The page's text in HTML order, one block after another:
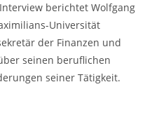
berichtet Wolfgang
Universität
der Finanzen und
seinen beruflichen
seiner Tätigkeit.